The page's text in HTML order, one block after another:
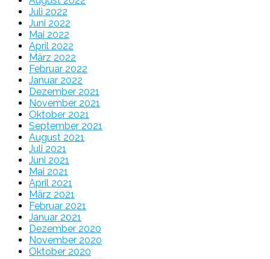
Juli 2022
Juni 2022
Mai 2022
April 2022
März 2022
Februar 2022
Januar 2022
Dezember 2021
November 2021
Oktober 2021
September 2021
August 2021
Juli 2021
Juni 2021
Mai 2021
April 2021
März 2021
Februar 2021
Januar 2021
Dezember 2020
November 2020
Oktober 2020